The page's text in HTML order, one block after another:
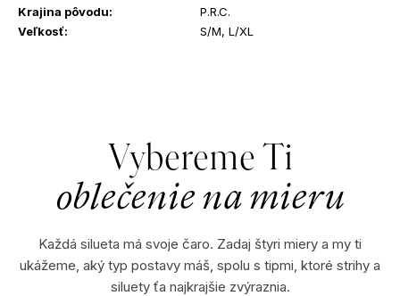
Krajina pôvodu:
P.R.C.
Veľkosť: S/M, L/XL
Vybereme Ti
oblečenie na mieru
Každá silueta má svoje čaro. Zadaj štyri miery a my ti
ukážeme, aký typ postavy máš, spolu s tipmi, ktoré strihy a
siluety ťa najkrajšie zvýraznia.